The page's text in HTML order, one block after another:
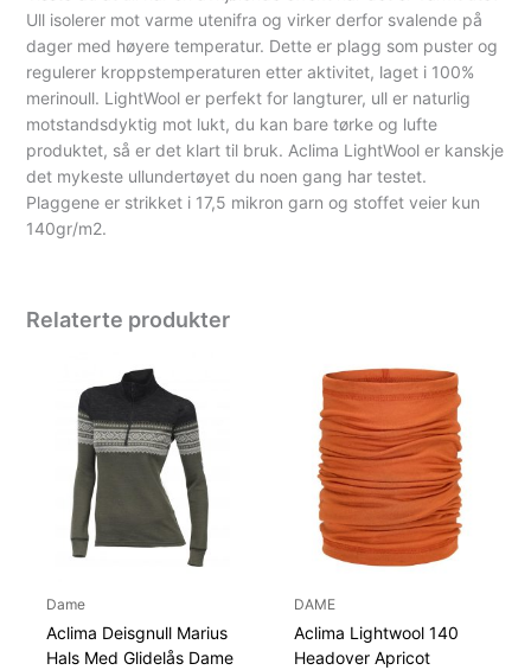
Ull isolerer mot varme utenifra og virker derfor svalende på
dager med høyere temperatur. Dette er plagg som puster og
regulerer kroppstemperaturen etter aktivitet, laget i 100%
merinoull. LightWool er perfekt for langturer, ull er naturlig
motstandsdyktig mot lukt, du kan bare tørke og lufte
produktet, så er det klart til bruk. Aclima LightWool er kanskje
det mykeste ullundertøyet du noen gang har testet.
Plaggene er strikket i 17,5 mikron garn og stoffet veier kun
140gr/m2.
Relaterte produkter
Dame
Aclima Deisgnull Marius
Hals Med Glidelås Dame
DAME
Aclima Lightwool 140
Headover Apricot